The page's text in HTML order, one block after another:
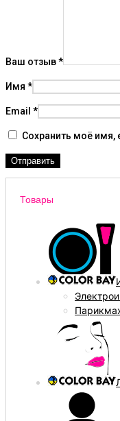
Ваш отзыв*
Имя *
Email *
Сохранить моё имя,
Товары